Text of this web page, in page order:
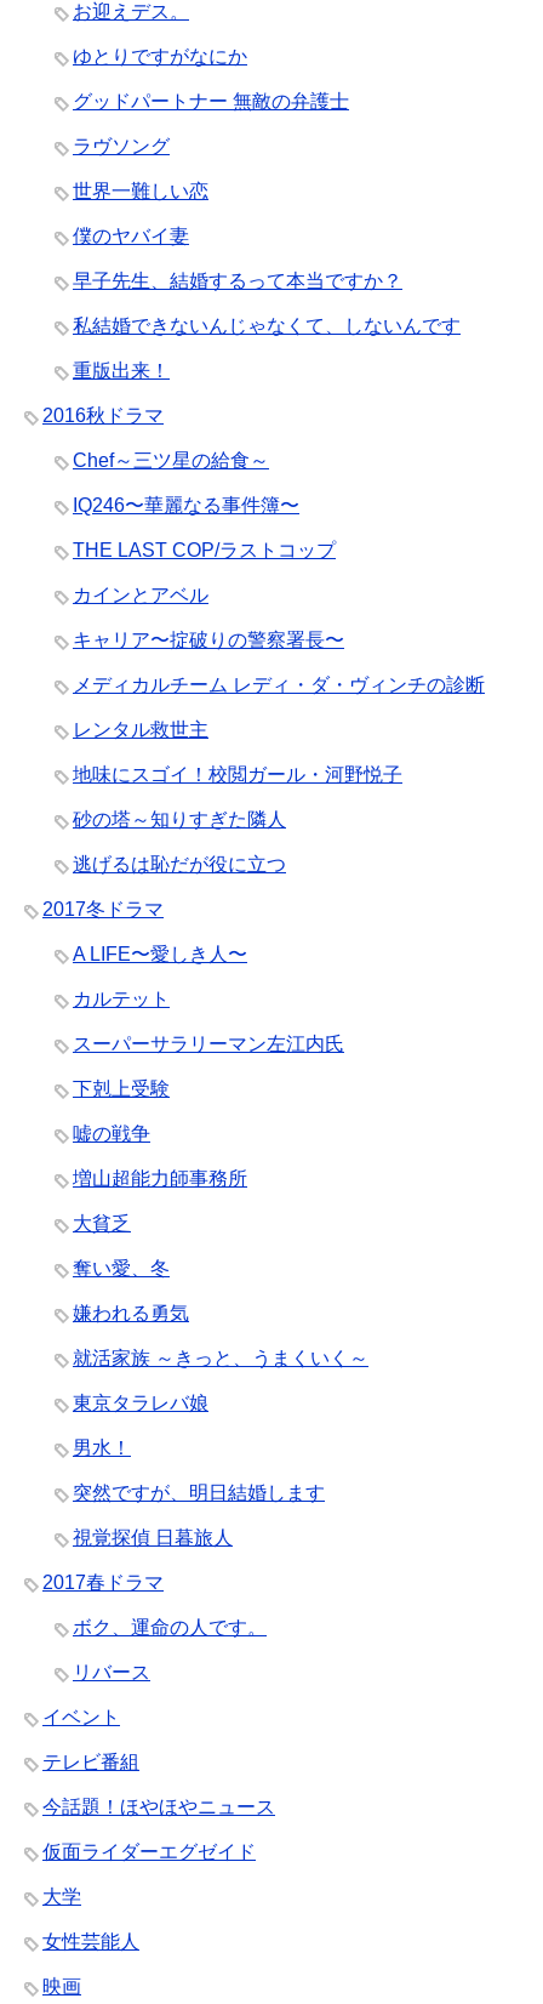
お迎えデス。
ゆとりですがなにか
グッドパートナー 無敵の弁護士
ラヴソング
世界一難しい恋
僕のヤバイ妻
早子先生、結婚するって本当ですか？
私結婚できないんじゃなくて、しないんです
重版出来！
2016秋ドラマ
Chef～三ツ星の給食～
IQ246〜華麗なる事件簿〜
THE LAST COP/ラストコップ
カインとアベル
キャリア〜掟破りの警察署長〜
メディカルチーム レディ・ダ・ヴィンチの診断
レンタル救世主
地味にスゴイ！校閲ガール・河野悦子
砂の塔～知りすぎた隣人
逃げるは恥だが役に立つ
2017冬ドラマ
A LIFE〜愛しき人〜
カルテット
スーパーサラリーマン左江内氏
下剋上受験
嘘の戦争
増山超能力師事務所
大貧乏
奪い愛、冬
嫌われる勇気
就活家族 ～きっと、うまくいく～
東京タラレバ娘
男水！
突然ですが、明日結婚します
視覚探偵 日暮旅人
2017春ドラマ
ボク、運命の人です。
リバース
イベント
テレビ番組
今話題！ほやほやニュース
仮面ライダーエグゼイド
大学
女性芸能人
映画